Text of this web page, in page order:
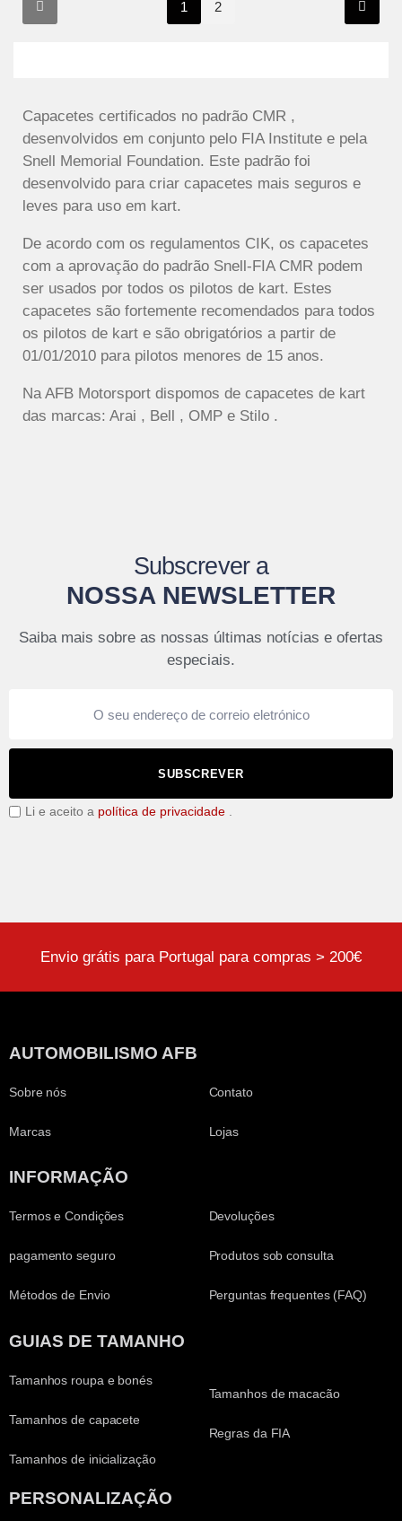
1 2
Capacetes certificados no padrão CMR ,
desenvolvidos em conjunto pelo FIA Institute e pela
Snell Memorial Foundation. Este padrão foi
desenvolvido para criar capacetes mais seguros e
leves para uso em kart.
De acordo com os regulamentos CIK, os capacetes
com a aprovação do padrão Snell-FIA CMR podem
ser usados por todos os pilotos de kart. Estes
capacetes são fortemente recomendados para todos
os pilotos de kart e são obrigatórios a partir de
01/01/2010 para pilotos menores de 15 anos.
Na AFB Motorsport dispomos de capacetes de kart
das marcas: Arai , Bell , OMP e Stilo .
Subscrever a
NOSSA NEWSLETTER
Saiba mais sobre as nossas últimas notícias e ofertas
especiais.
SUBSCREVER
Li e aceito a política de privacidade
Envio grátis para Portugal para compras > 200€
AUTOMOBILISMO AFB
Sobre nós
Marcas
Contato
Lojas
INFORMAÇÃO
Termos e Condições
pagamento seguro
Métodos de Envio
Devoluções
Produtos sob consulta
Perguntas frequentes (FAQ)
GUIAS DE TAMANHO
Tamanhos roupa e bonés
Tamanhos de capacete
Tamanhos de inicialização
Tamanhos de macacão
Regras da FIA
PERSONALIZAÇÃO